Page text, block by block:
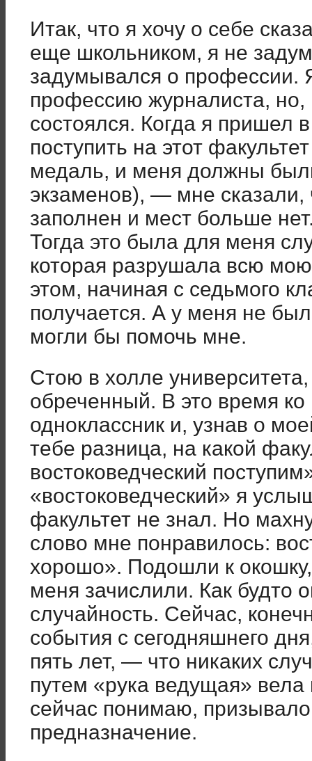
Итак, что я хочу о себе
еще школьником, я не
задумывался о профессии.
профессию журналиста,
состоялся. Когда я пришел
поступить на этот
медаль, и меня должны
экзаменов), — мне сказали,
заполнен и мест больше
Тогда это была для меня
которая разрушала всю
этом, начиная с седьмого
получается. А у меня не
могли бы помочь мне.
Стою в холле
обреченный. В это время
одноклассник и, узнав о
тебе разница, на какой
востоковедческий
«востоковедческий» я
факультет не знал. Но
слово мне понравилось:
хорошо». Подошли к
меня зачислили. Как будто
случайность. Сейчас,
события с сегодняшнего
пять лет, — что никаких
путем «рука ведущая» вела
сейчас понимаю,
предназначение.